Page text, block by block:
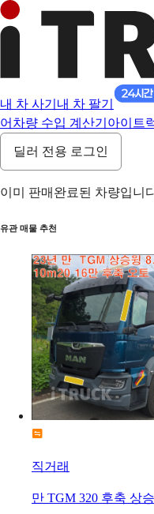
내 차 사기 내 차 팔기
어 차량 수입 계산기 아이트
딜러 전용 로그인
이미 판매완료된 차량입니
유관 매물 추천
직거래
만 TGM 320 후축 상